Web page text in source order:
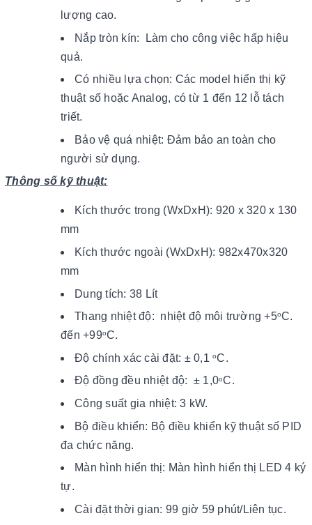
lượng cao.
Nắp tròn kín: Làm cho công việc hấp hiệu
quả.
Có nhiều lựa chọn: Các model hiển thị kỹ
thuật số hoặc Analog, có từ 1 đến 12 lỗ tách
triết.
Bảo vệ quá nhiệt: Đảm bảo an toàn cho
người sử dụng.
Thông số kỹ thuật:
Kích thước trong (WxDxH): 920 x 320 x 130
mm
Kích thước ngoài (WxDxH): 982x470x320
mm
Dung tích: 38 Lít
Thang nhiệt độ: nhiệt độ môi trường +5oC.
đến +99oC.
Độ chính xác cài đặt: ± 0,1 oC.
Độ đồng đều nhiệt độ: ± 1,0oC.
Công suất gia nhiệt: 3 kW.
Bộ điều khiển: Bộ điều khiển kỹ thuật số PID
đa chức năng.
Màn hình hiển thị: Màn hình hiển thị LED 4 ký
tự.
Cài đặt thời gian: 99 giờ 59 phút/Liên tục.